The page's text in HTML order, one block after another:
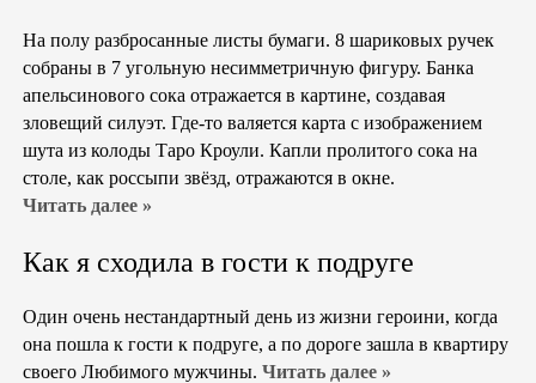
На полу разбросанные листы бумаги. 8 шариковых ручек
собраны в 7 угольную несимметричную фигуру. Банка
апельсинового сока отражается в картине, создавая
зловещий силуэт. Где-то валяется карта с изображением
шута из колоды Таро Кроули. Капли пролитого сока на
столе, как россыпи звёзд, отражаются в окне.
Читать далее »
Как я сходила в гости к подруге
Один очень нестандартный день из жизни героини, когда
она пошла к гости к подруге, а по дороге зашла в квартиру
своего Любимого мужчины. Читать далее »